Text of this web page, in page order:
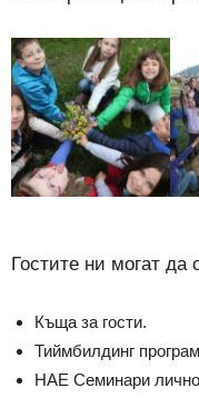
Гостите ни могат да
Къща за гости.
Тиймбилдинг
HAE Семинари